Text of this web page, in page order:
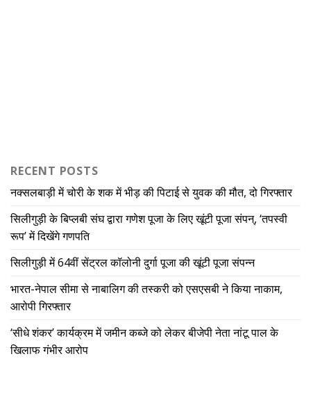
RECENT POSTS
नक्सलबाड़ी में चोरी के शक में भीड़ की पिटाई से युवक की मौत, दो गिरफ्तार
सिलीगुड़ी के बिप्लबी संघ द्वारा गणेश पूजा के लिए खूंटी पूजा संपन्, ‘तपस्वी
रूप’ में दिखेंगे गणपति
सिलीगुड़ी में 64वीं सेंट्रल कॉलोनी दुर्गा पूजा की खूंटी पूजा संपन्न
भारत-नेपाल सीमा से नाबालिग की तस्करी को एसएसबी ने किया नाकाम,
आरोपी गिरफ्तार
‘सीधे शंकर’ कार्यक्रम में जमीन कब्जे को लेकर बीजेपी नेता नांटू पाल के
खिलाफ गंभीर आरोप